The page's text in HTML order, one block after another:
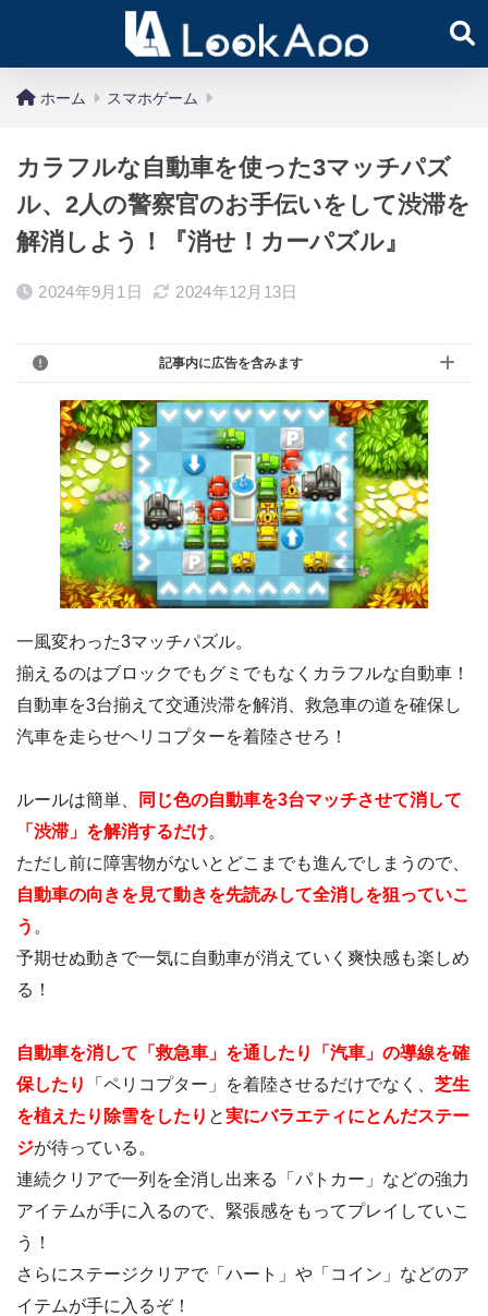
ホーム スマホゲーム
カラフルな自動車を使った3マッチパズ
ル、2人の警察官のお手伝いをして渋滞を
解消しよう！『消せ！カーパズル』
2024年9月1日 2024年12月13日
記事内に広告を含みます
一風変わった3マッチパズル。
揃えるのはブロックでもグミでもなくカラフルな自動車！
自動車を3台揃えて交通渋滞を解消、救急車の道を確保し
汽車を走らせヘリコプターを着陸させろ！
ルールは簡単、
同じ色の自動車を3台マッチさせて消して
「渋滞」を解消するだけ。
ただし前に障害物がないとどこまでも進んでしまうので、
自動車の向きを見て動きを先読みして全消しを狙っていこ
う 。
予期せぬ動きで一気に自動車が消えていく爽快感も楽しめ
る！
自動車を消して「救急車」を通したり「汽車」の導線を確
保したり
「ペリコプター」を着陸させるだけでなく、 芝生
を植えたり除雪をしたり と実にバラエティにとんだステー
ジが待っている。
連続クリアで一列を全消し出来る「パトカー」などの強力
アイテムが手に入るので、緊張感をもってプレイしていこ
う！
さらにステージクリアで「ハート」や「コイン」などのア
イテムが手に入るぞ！